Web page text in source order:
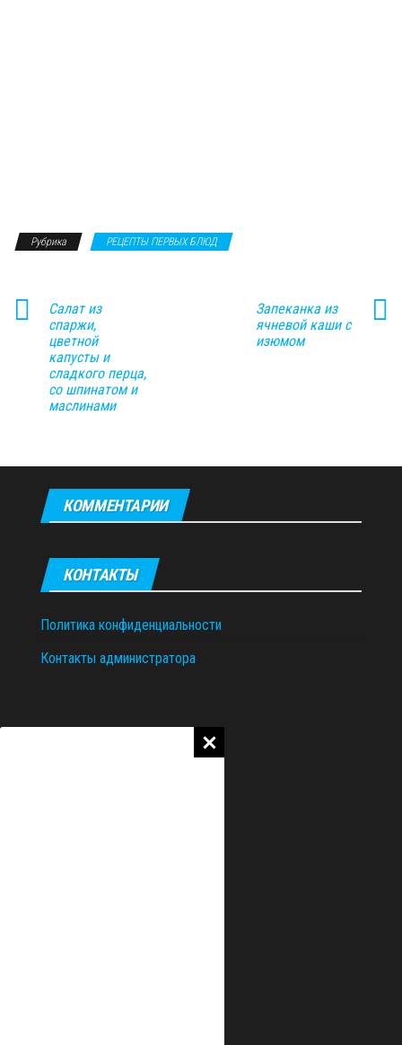
Рубрика РЕЦЕПТЫ ПЕРВЫХ БЛЮД
Салат из
спаржи,
цветной
капусты и
сладкого перца,
со шпинатом и
маслинами
Запеканка из
ячневой каши с
изюмом
КОММЕНТАРИИ
КОНТАКТЫ
Политика конфиденциальности
Контакты администратора